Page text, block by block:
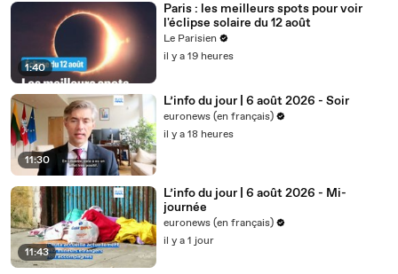
1:40
Paris : les meilleurs spots pour voir
l'éclipse solaire du 12 août
Le Parisien
il y a 19 heures
11:30
L’info du jour | 6 août 2026 - Soir
euronews (en français)
il y a 18 heures
11:43
L’info du jour | 6 août 2026 - Mi-
journée
euronews (en français)
il y a 1 jour